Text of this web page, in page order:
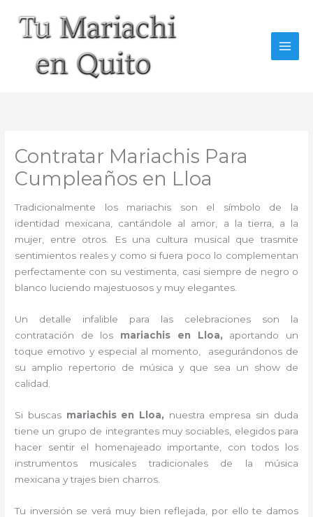
contenido
Contratar Mariachis Para
Cumpleaños en Lloa
Tradicionalmente los mariachis son el símbolo de la
identidad mexicana, cantándole al amor, a la tierra, a la
mujer, entre otros. Es una cultura musical que trasmite
sentimientos reales y como si fuera poco lo complementan
perfectamente con su vestimenta, casi siempre de negro o
blanco luciendo majestuosos y muy elegantes.
Un detalle infalible para las celebraciones son la
contratación de los mariachis en Lloa, aportando un
toque emotivo y especial al momento, asegurándonos de
su amplio repertorio de música y que sea un show de
calidad.
Si buscas mariachis en Lloa, nuestra empresa sin duda
tiene un grupo de integrantes muy sociables, elegidos para
hacer sentir el homenajeado importante, con todos los
instrumentos musicales tradicionales de la música
mexicana y trajes bien charros.
Tu inversión se verá muy bien reflejada, por ello te damos